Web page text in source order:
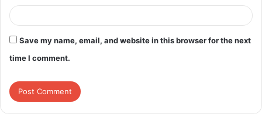
Save my name, email, and website in this browser for the next
time I comment.